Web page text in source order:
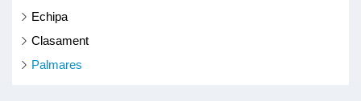
Echipa
Clasament
Palmares